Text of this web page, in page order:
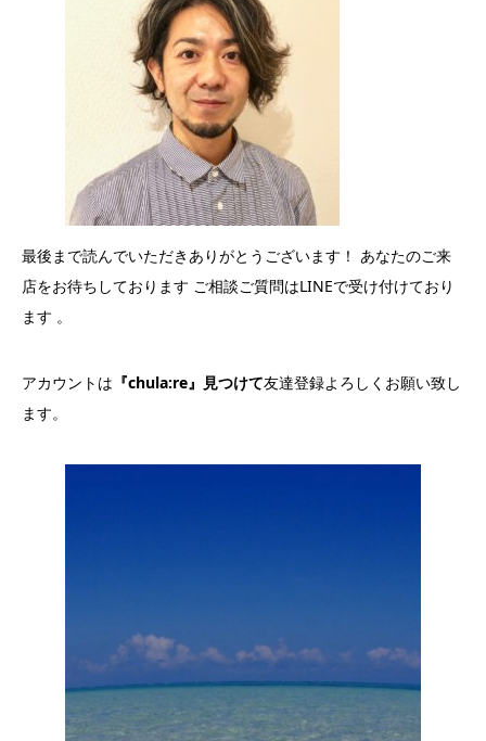
最後まで読んでいただきありがとうございます！ あなたのご来
店をお待ちしております ご相談ご質問はLINEで受け付けており
ます 。
アカウントは 『chula:re』見つけて友達登録よろしくお願い致し
ます。